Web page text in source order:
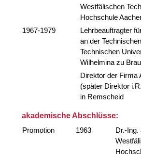
Westfälischen
Hochschule
1967-1979
Lehrbeauftragter
an der
Technischen
Wilhelmina zu
Direktor der Firma
(später Direktor
in Remscheid
akademische Abschlüsse:
Promotion
1963
Dr.-Ing.